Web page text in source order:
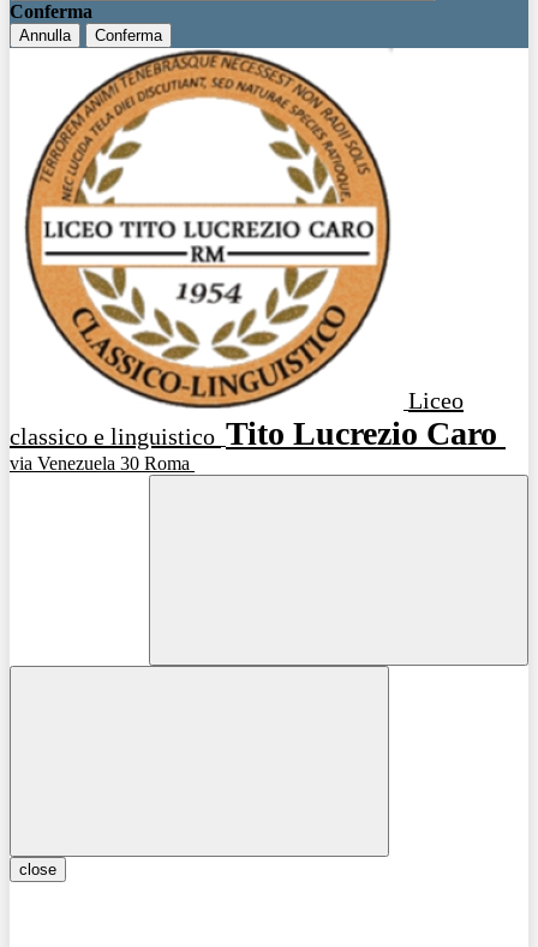
Conferma
Annulla Conferma
Liceo
classico e linguistico Tito Lucrezio Caro
via Venezuela 30 Roma
close